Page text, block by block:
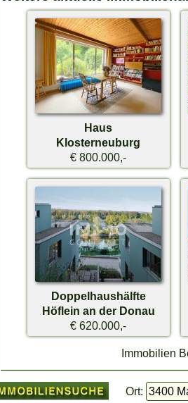
Haus
Klosterneuburg
€ 800.000,-
Doppelhaushälfte
Höflein an der Donau
€ 620.000,-
Immobilien
Ort: